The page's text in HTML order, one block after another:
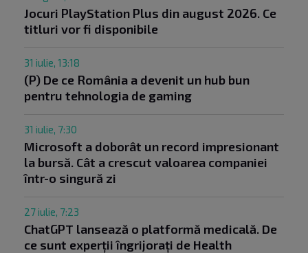
Jocuri PlayStation Plus din august 2026. Ce
titluri vor fi disponibile
31 iulie, 13:18
(P) De ce România a devenit un hub bun
pentru tehnologia de gaming
31 iulie, 7:30
Microsoft a doborât un record impresionant
la bursă. Cât a crescut valoarea companiei
într-o singură zi
27 iulie, 7:23
ChatGPT lansează o platformă medicală. De
ce sunt experții îngrijorați de Health